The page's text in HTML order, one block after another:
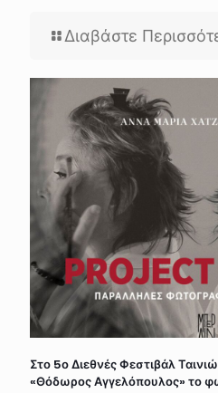
Διαβάστε
Στο 5ο Διεθνές Φεστιβάλ
«Θόδωρος Αγγελόπουλος» το